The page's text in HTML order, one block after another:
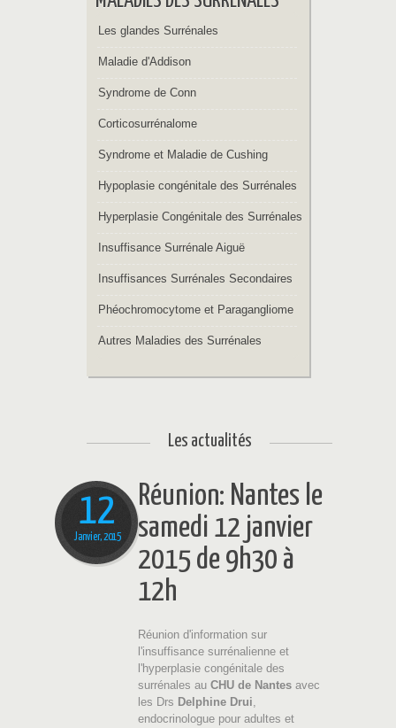
Les glandes Surrénales
Maladie d'Addison
Syndrome de Conn
Corticosurrénalome
Syndrome et Maladie de Cushing
Hypoplasie congénitale des Surrénales
Hyperplasie Congénitale des Surrénales
Insuffisance Surrénale Aiguë
Insuffisances Surrénales Secondaires
Phéochromocytome et Paragangliome
Autres Maladies des Surrénales
Les actualités
12
Janvier, 2015
Réunion: Nantes le
samedi 12 janvier
2015 de 9h30 à
12h
Réunion d'information sur
l'insuffisance surrénalienne et
l'hyperplasie congénitale des
surrénales auCHU de Nantes avec
les Drs Delphine Drui,
endocrinologue pour adultes et